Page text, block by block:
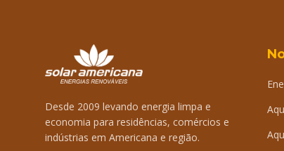
Desde 2009 levando energia limpa e
economia para residências, comércios e
indústrias em Americana e região.